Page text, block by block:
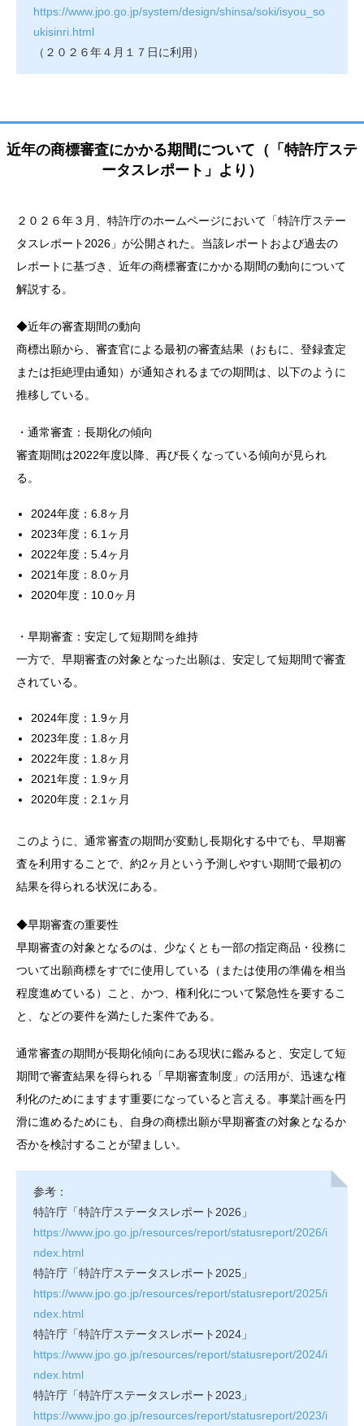
https://www.jpo.go.jp/system/design/shinsa/soki/isyou_so
ukisinri.html
（２０２６年４月１７日に利用）
近年の商標審査にかかる期間について（「特許庁ステ
ータスレポート」より）
２０２６年３月、特許庁のホームページにおいて「特許庁ステー
タスレポート2026」が公開された。当該レポートおよび過去の
レポートに基づき、近年の商標審査にかかる期間の動向について
解説する。
◆近年の審査期間の動向
商標出願から、審査官による最初の審査結果（おもに、登録査定
または拒絶理由通知）が通知されるまでの期間は、以下のように
推移している。
・通常審査：長期化の傾向
審査期間は2022年度以降、再び長くなっている傾向が見られ
る。
2024年度：6.8ヶ月
2023年度：6.1ヶ月
2022年度：5.4ヶ月
2021年度：8.0ヶ月
2020年度：10.0ヶ月
・早期審査：安定して短期間を維持
一方で、早期審査の対象となった出願は、安定して短期間で審査
されている。
2024年度：1.9ヶ月
2023年度：1.8ヶ月
2022年度：1.8ヶ月
2021年度：1.9ヶ月
2020年度：2.1ヶ月
このように、通常審査の期間が変動し長期化する中でも、早期審
査を利用することで、約2ヶ月という予測しやすい期間で最初の
結果を得られる状況にある。
◆早期審査の重要性
早期審査の対象となるのは、少なくとも一部の指定商品・役務に
ついて出願商標をすでに使用している（または使用の準備を相当
程度進めている）こと、かつ、権利化について緊急性を要するこ
と、などの要件を満たした案件である。
通常審査の期間が長期化傾向にある現状に鑑みると、安定して短
期間で審査結果を得られる「早期審査制度」の活用が、迅速な権
利化のためにますます重要になっていると言える。事業計画を円
滑に進めるためにも、自身の商標出願が早期審査の対象となるか
否かを検討することが望ましい。
参考：
特許庁「特許庁ステータスレポート2026」
https://www.jpo.go.jp/resources/report/statusreport/2026/i
ndex.html
特許庁「特許庁ステータスレポート2025」
https://www.jpo.go.jp/resources/report/statusreport/2025/i
ndex.html
特許庁「特許庁ステータスレポート2024」
https://www.jpo.go.jp/resources/report/statusreport/2024/i
ndex.html
特許庁「特許庁ステータスレポート2023」
https://www.jpo.go.jp/resources/report/statusreport/2023/i